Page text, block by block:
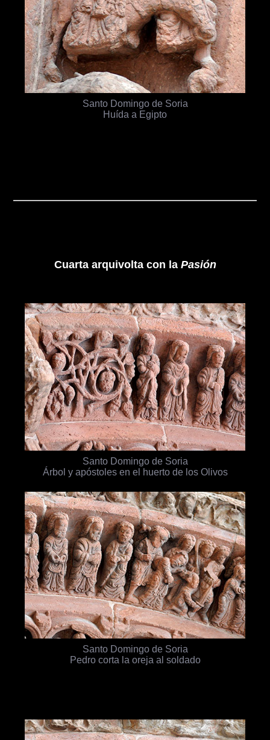
Santo Domingo de Soria
Huída a Egipto
Cuarta arquivolta con la Pasión
Santo Domingo de Soria
Árbol y apóstoles en el huerto de los Olivos
Santo Domingo de Soria
Pedro corta la oreja al soldado